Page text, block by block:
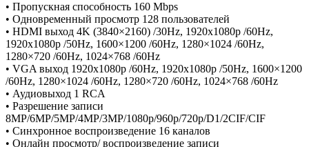
• Пропускная способность 160 Mbps
• Одновременный просмотр 128 пользователей
• HDMI выход 4K (3840×2160) /30Hz, 1920x1080p /60Hz,
1920x1080p /50Hz, 1600×1200 /60Hz, 1280×1024 /60Hz,
1280×720 /60Hz, 1024×768 /60Hz
• VGA выход 1920x1080p /60Hz, 1920x1080p /50Hz, 1600×1200
/60Hz, 1280×1024 /60Hz, 1280×720 /60Hz, 1024×768 /60Hz
• Аудиовыход 1 RCA
• Разрешение записи
8MP/6MP/5MP/4MP/3MP/1080p/960p/720p/D1/2CIF/CIF
• Синхронное воспроизведение 16 каналов
• Онлайн просмотр/ воспроизведение записи